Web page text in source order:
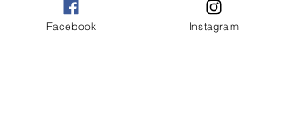
Facebook Instagram